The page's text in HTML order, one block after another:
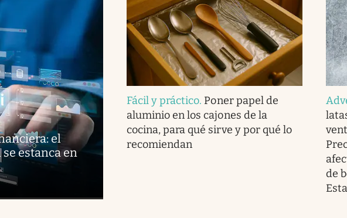
el
estanca en
Fácil y práctico. Poner papel de
aluminio en los cajones de la
cocina, para qué sirve y por qué lo
recomiendan
de